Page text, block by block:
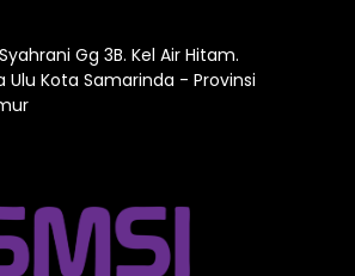
Gg 3B. Kel Air Hitam.
Ulu Kota Samarinda - Provinsi